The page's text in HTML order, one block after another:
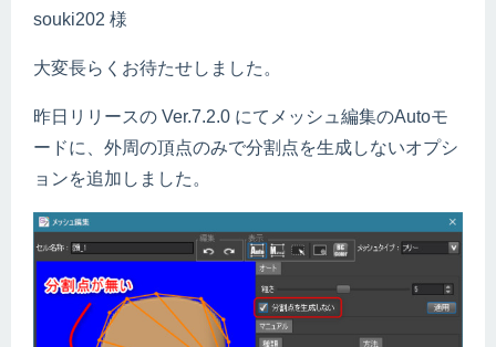
souki202 様
大変長らくお待たせしました。
昨日リリースの Ver.7.2.0 にてメッシュ編集のAutoモ
ードに、外周の頂点のみで分割点を生成しないオプシ
ョンを追加しました。